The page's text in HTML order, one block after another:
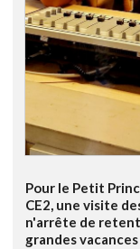
Pour le Petit
CE2, une visite
n'arrête de
grandes vacances